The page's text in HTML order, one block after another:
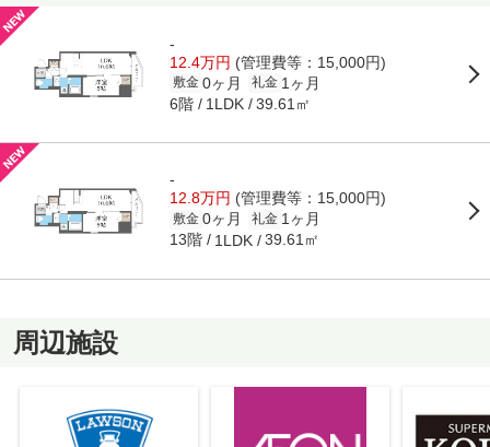
-
12.4万円 (管理費等：15,000円)
敷金 0ヶ月 礼金 1ヶ月
6階 1LDK 39.61㎡
-
12.8万円 (管理費等：15,000円)
敷金 0ヶ月 礼金 1ヶ月
13階 1LDK 39.61㎡
周辺施設